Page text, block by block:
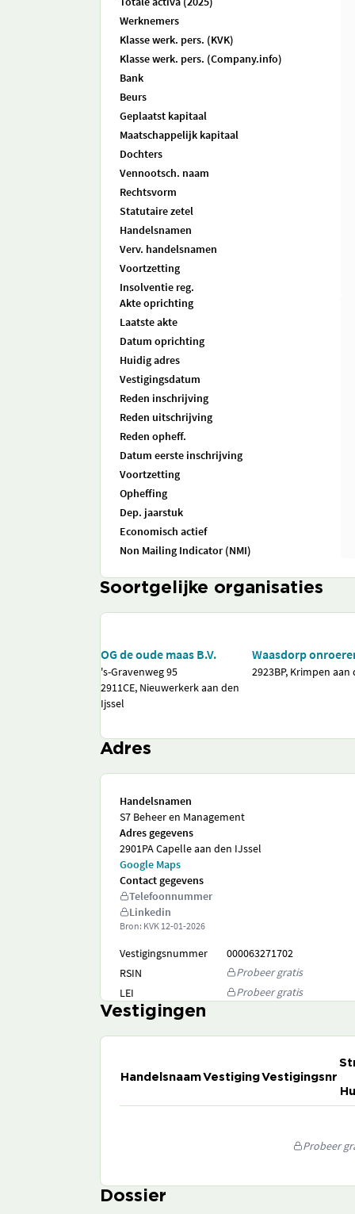
Werknemers
Klasse werk. pers. (KVK)
Klasse werk. pers. (Company.info)
Bank
Beurs
Geplaatst kapitaal
Maatschappelijk kapitaal
Dochters
Vennootsch. naam
Rechtsvorm
Statutaire zetel
Handelsnamen
Verv. handelsnamen
Voortzetting
Insolventie reg.
Akte oprichting
Laatste akte
Datum oprichting
Huidig adres
Vestigingsdatum
Reden inschrijving
Reden uitschrijving
Reden opheff.
Datum eerste inschrijving
Voortzetting
Opheffing
Dep. jaarstuk
Economisch actief
Non Mailing Indicator (NMI)
Soortgelijke organisaties
OG de oude maas B.V.
's-Gravenweg 95
2911CE, Nieuwerkerk aan den
Ijssel
Waasdorp
2923BP, Krimpen aan
Adres
Handelsnamen
S7 Beheer en Management
Adres gegevens
2901PA Capelle aan den IJssel
Google Maps
Contact gegevens
Telefoonnummer
Linkedin
Bron: KVK 12-01-2026
Vestigingsnummer
000063271702
RSIN
Probeer gratis
LEI
Probeer gratis
Vestigingen
HandelsnaamVestigingVestigingsnr
Probeer
Dossier